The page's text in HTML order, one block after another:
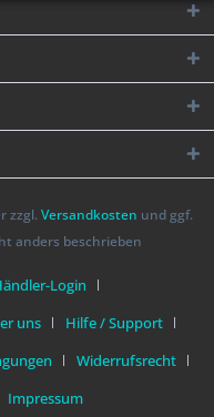
zzgl. Versandkosten und ggf.
anders beschrieben
Login
uns
Hilfe / Support
Widerrufsrecht
Impressum